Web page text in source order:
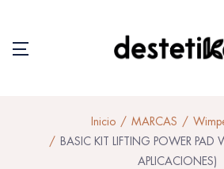
Inicio MARCAS
BASIC KIT LIFTING POWER PAD
APLICACIONES)